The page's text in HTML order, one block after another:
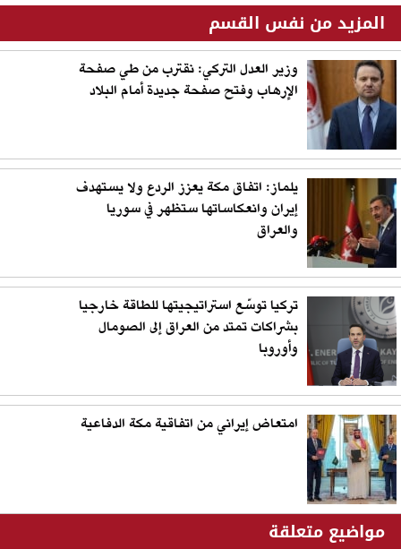
المزيد من نفس القسم
وزير العدل التركي: نقترب من طي صفحة
الإرهاب وفتح صفحة جديدة أمام البلاد
يلماز: اتفاق مكة يعزز الردع ولا يستهدف
إيران وانعكاساتها ستظهر في سوريا
والعراق
تركيا توسّع استراتيجيتها للطاقة خارجيا
بشراكات تمتد من العراق إلى الصومال
وأوروبا
امتعاض إيراني من اتفاقية مكة الدفاعية
مواضيع متعلقة